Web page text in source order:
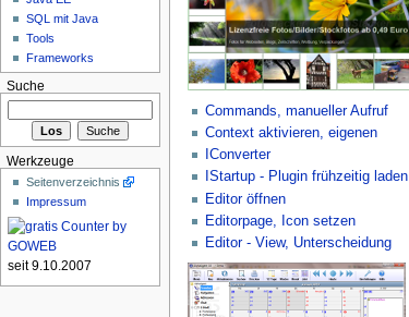
Commands, manueller Aufruf
Context aktivieren, eigenen
IConverter
IStartup - Plugin frühzeitig laden
Editor öffnen
Editorpage, Icon setzen
Editor - View, Unterscheidung
SQL mit Java
Tools
Frameworks
Suche
Werkzeuge
Seitenverzeichnis
Impressum
seit 9.10.2007